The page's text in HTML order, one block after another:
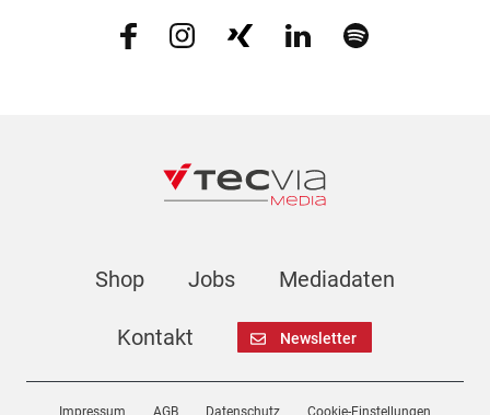
Shop Jobs Mediadaten
Kontakt Newsletter